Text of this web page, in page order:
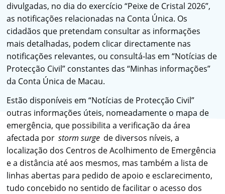
divulgadas, no dia do exercício “Peixe de Cristal 2026”,
as notificações relacionadas na Conta Única. Os
cidadãos que pretendam consultar as informações
mais detalhadas, podem clicar directamente nas
notificações relevantes, ou consultá-las em “Notícias de
Protecção Civil” constantes das “Minhas informações”
da Conta Única de Macau.
Estão disponíveis em “Notícias de Protecção Civil”
outras informações úteis, nomeadamente o mapa de
emergência, que possibilita a verificação da área
afectada por storm surge de diversos níveis, a
localização dos Centros de Acolhimento de Emergência
e a distância até aos mesmos, mas também a lista de
linhas abertas para pedido de apoio e esclarecimento,
tudo concebido no sentido de facilitar o acesso dos